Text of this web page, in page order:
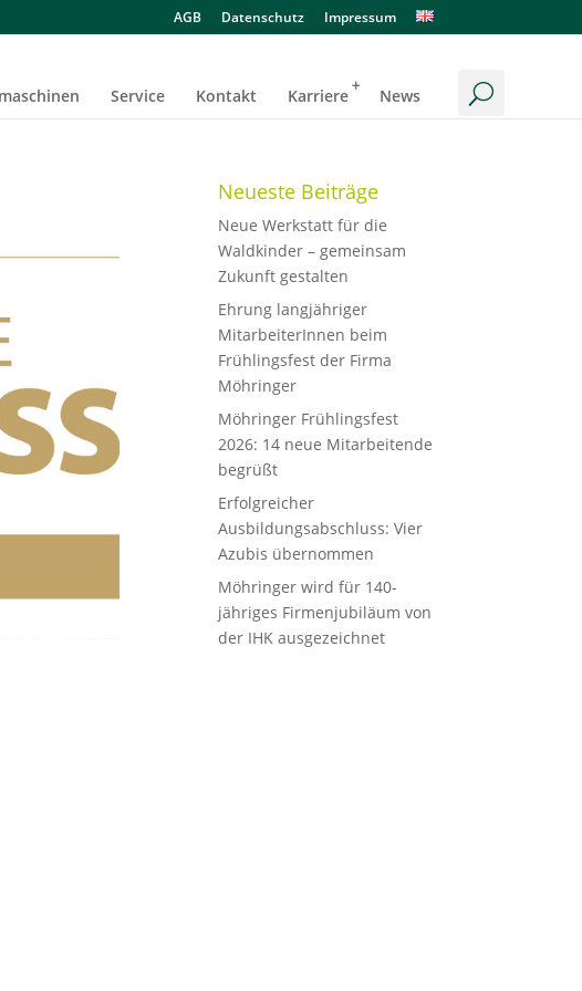
AGB Datenschutz Impressum
Service Kontakt Karriere News
Neueste Beiträge
Neue Werkstatt für die
Waldkinder – gemeinsam
Zukunft gestalten
Ehrung langjähriger
MitarbeiterInnen beim
Frühlingsfest der Firma
Möhringer
Möhringer Frühlingsfest
2026: 14 neue Mitarbeitende
begrüßt
Erfolgreicher
Ausbildungsabschluss: Vier
Azubis übernommen
Möhringer wird für 140-
jähriges Firmenjubiläum von
der IHK ausgezeichnet